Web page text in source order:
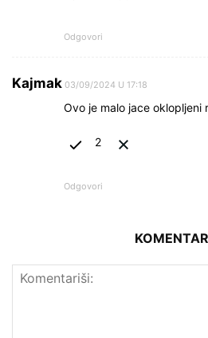
Odgovori
Kajmak 03/09/2024 U 17:18
Ovo je malo jace oklopljeni
2
Odgovori